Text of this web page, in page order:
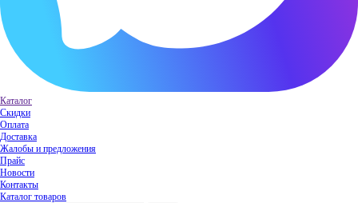
Каталог
Скидки
Оплата
Доставка
Жалобы и предложения
Прайс
Новости
Контакты
Каталог товаров